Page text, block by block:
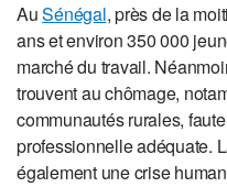
AuSénégal, près de la
ans et environ 350 000
marché du travail.
trouvent au chômage,
communautés rurales,
professionnelle adéquate.
également une crise